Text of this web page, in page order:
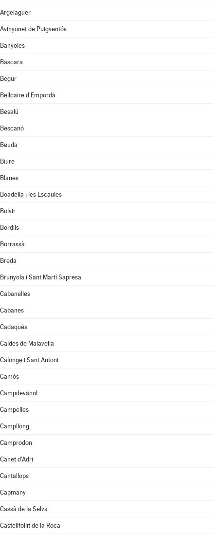
Argelaguer
Avinyonet de Puigventós
Banyoles
Bàscara
Begur
Bellcaire d'Empordà
Besalú
Bescanó
Beuda
Biure
Blanes
Boadella i les Escaules
Bolvir
Bordils
Borrassà
Breda
Brunyola i Sant Martí Sapresa
Cabanelles
Cabanes
Cadaqués
Caldes de Malavella
Calonge i Sant Antoni
Camós
Campdevànol
Campelles
Campllong
Camprodon
Canet d'Adri
Cantallops
Capmany
Cassà de la Selva
Castellfollit de la Roca